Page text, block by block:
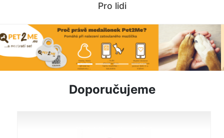
Pro lidi
Previous Next
Doporučujeme